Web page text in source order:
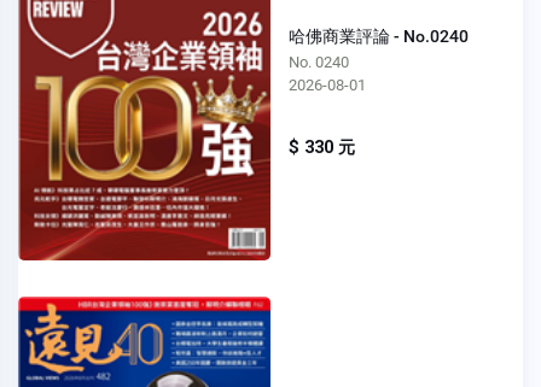
哈佛商業評論 - No.0240
No. 0240
2026-08-01
$ 330 元